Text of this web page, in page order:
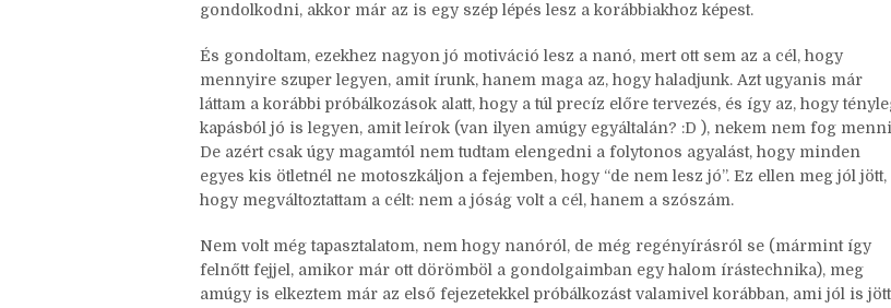
--> Másrészt úgy voltam vele, hogy oké, ez a cél, és tényleg komolyan rá fogok feküdni,
tudok lendülni azon, hogy nem bírom elkezdeni a sztorit, nem tudok fejezetekben
gondolkodni, akkor már az is egy szép lépés lesz a korábbiakhoz képest.
És gondoltam, ezekhez nagyon jó motiváció lesz a nanó, mert ott sem az a cél, hogy
mennyire szuper legyen, amit írunk, hanem maga az, hogy haladjunk. Azt ugyanis már
láttam a korábbi próbálkozások alatt, hogy a túl precíz előre tervezés, és így az, hogy tényleg
kapásból jó is legyen, amit leírok (van ilyen amúgy egyáltalán? :D ), nekem nem fog menni.
egyes kis ötletnél ne motoszkáljon a fejemben, hogy “de nem lesz jó”. Ez ellen meg jól jött,
hogy megváltoztattam a célt: nem a jóság volt a cél, hanem a szószám.